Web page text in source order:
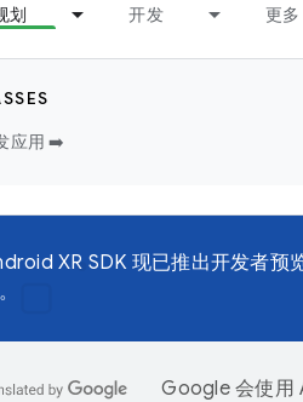
划 开发 更多
应用 ➡️
XR SDK 现已推出开发者预
Google 会使用